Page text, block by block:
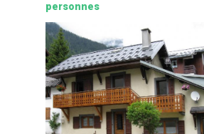
personnes